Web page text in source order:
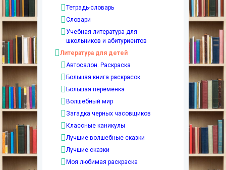
Тетрадь-словарь
Словари
Учебная литература для
школьников и абитуриентов
Литература для детей
Автосалон. Раскраска
Большая книга раскрасок
Большая переменка
Волшебный мир
Загадка черных часовщиков
Классные каникулы
Лучшие волшебные сказки
Лучшие сказки
Моя любимая раскраска